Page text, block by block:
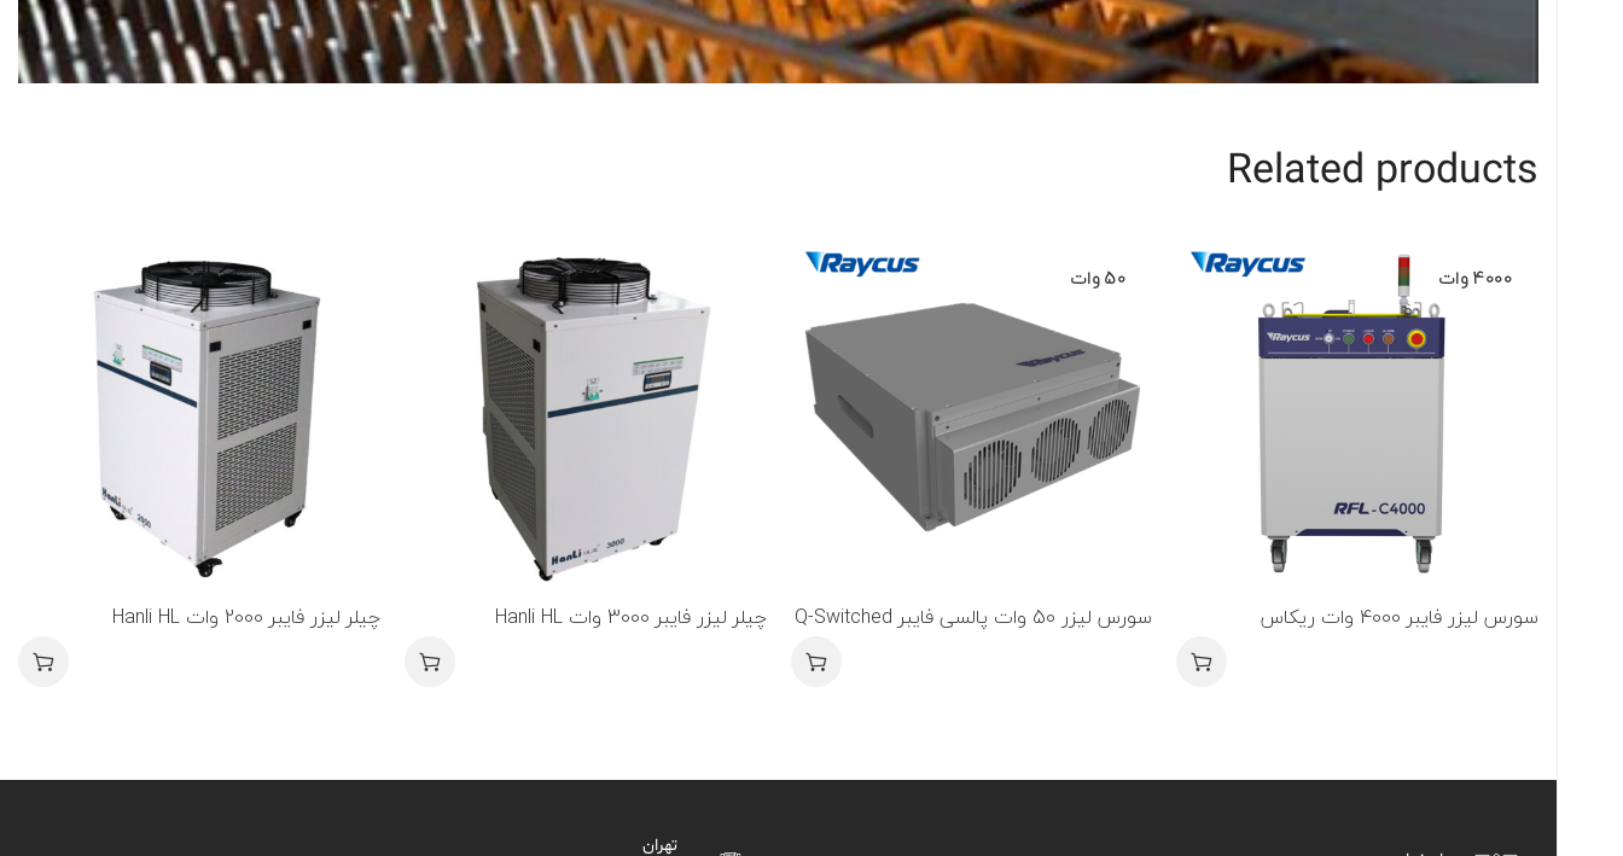
Related products
4000 وات
سورس لیزر فایبر 4000 وات ریکاس
50 وات
سورس لیزر 50 وات پالسی فایبر Q-Switched چیلر لیزر فایبر 3000 وات Hanli HL چیلر لیزر فایبر 2000 وات Hanli HL
تهران